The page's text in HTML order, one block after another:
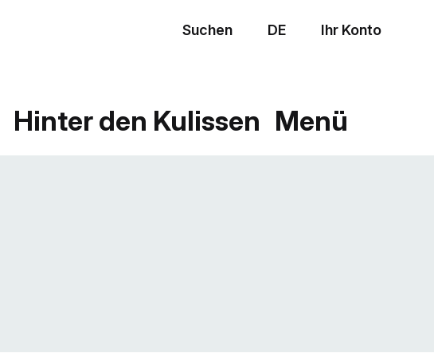
Suchen DE Ihr Konto
Hinter den Kulissen Menü